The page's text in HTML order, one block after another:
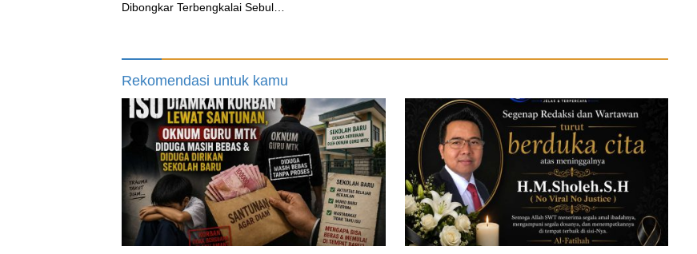
Dibongkar Terbengkalai Sebulan,
Rekomendasi untuk kamu